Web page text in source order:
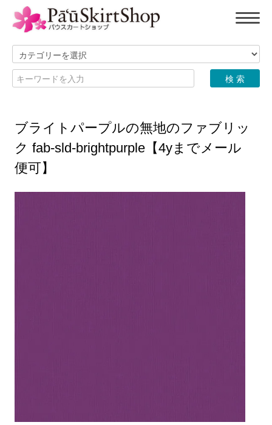
ブライトパープルの無地のファブリッ
ク fab-sld-brightpurple【4yまでメール
便可】